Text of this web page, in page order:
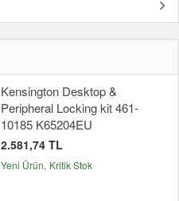
Kensington Desktop &
Peripheral Locking kit 461-
10185 K65204EU
2.581,74 TL
Yeni Ürün Kritik Stok